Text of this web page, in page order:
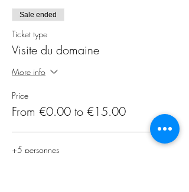
Sale ended
Ticket type
Visite du domaine
More info
Price
From €0.00 to €15.00
+5 personnes